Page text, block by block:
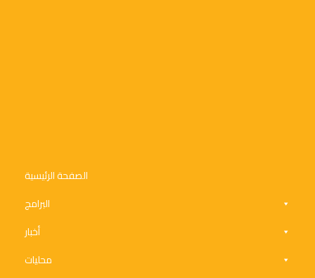
الصفحة الرئيسية
البرامج
أخبار
محليات